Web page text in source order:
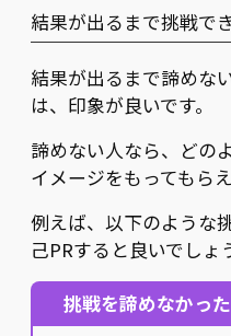
結果が出るまで挑戦で
結果が出るまで諦めな
は、印象が良いです。
諦めない人なら、どの
イメージをもってもらえ
例えば、以下のような
己PRすると良いでしょ
挑戦を諦めなかっ